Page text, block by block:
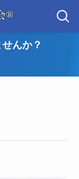
んか？